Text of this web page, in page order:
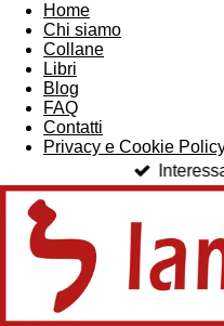
Home
Chi siamo
Collane
Libri
Blog
FAQ
Contatti
Privacy e Cookie